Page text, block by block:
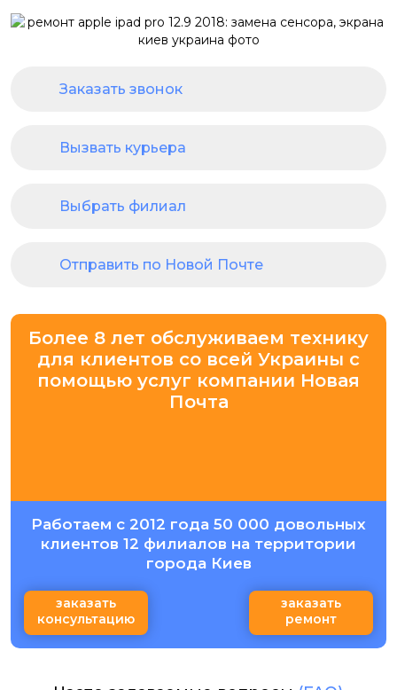
Заказать звонок
Вызвать курьера
Выбрать филиал
Отправить по Новой Почте
Более 8 лет обслуживаем технику
для клиентов со всей Украины с
помощью услуг компании Новая
Почта
Работаем с 2012 года 50 000 довольных
клиентов 12 филиалов на территории
города Киев
заказать
консультацию
заказать
ремонт